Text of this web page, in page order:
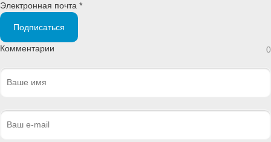
Электронная почта *
Подписаться
Комментарии 0